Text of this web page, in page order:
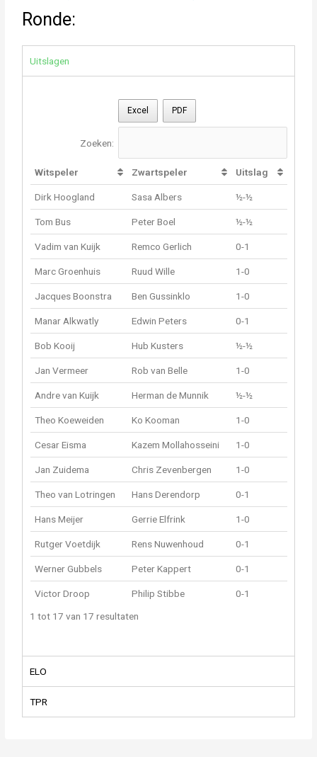
Ronde:
Uitslagen
Excel PDF
Zoeken:
Witspeler Zwartspeler Uitslag
Dirk Hoogland Sasa Albers ½-½
Tom Bus Peter Boel ½-½
Vadim van Kuijk Remco Gerlich 0-1
Marc Groenhuis Ruud Wille 1-0
Jacques Boonstra Ben Gussinklo 1-0
Manar Alkwatly Edwin Peters 0-1
Bob Kooij Hub Kusters ½-½
Jan Vermeer Rob van Belle 1-0
Andre van Kuijk Herman de Munnik ½-½
Theo Koeweiden Ko Kooman 1-0
Cesar Eisma Kazem Mollahosseini 1-0
Jan Zuidema Chris Zevenbergen 1-0
Theo van Lotringen Hans Derendorp 0-1
Hans Meijer Gerrie Elfrink 1-0
Rutger Voetdijk Rens Nuwenhoud 0-1
Werner Gubbels Peter Kappert 0-1
Victor Droop Philip Stibbe
0-1
1 tot 17 van 17 resultaten
ELO
TPR